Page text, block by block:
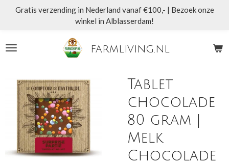
de
farmliving.nl
Gratis verzending in Nederland vanaf €100,- | Bezoek onze
winkel in Alblasserdam!
Tablet
chocolade
80 gram |
Melk
Chocolade